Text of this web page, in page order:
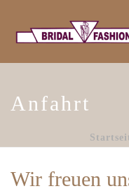
Anfahrt
Wir freuen